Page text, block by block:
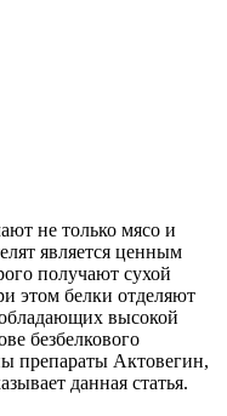
не только мясо и
является ценным
получают сухой
этом белки отделяют
высокой
безбелкового
препараты Актовегин,
данная статья.